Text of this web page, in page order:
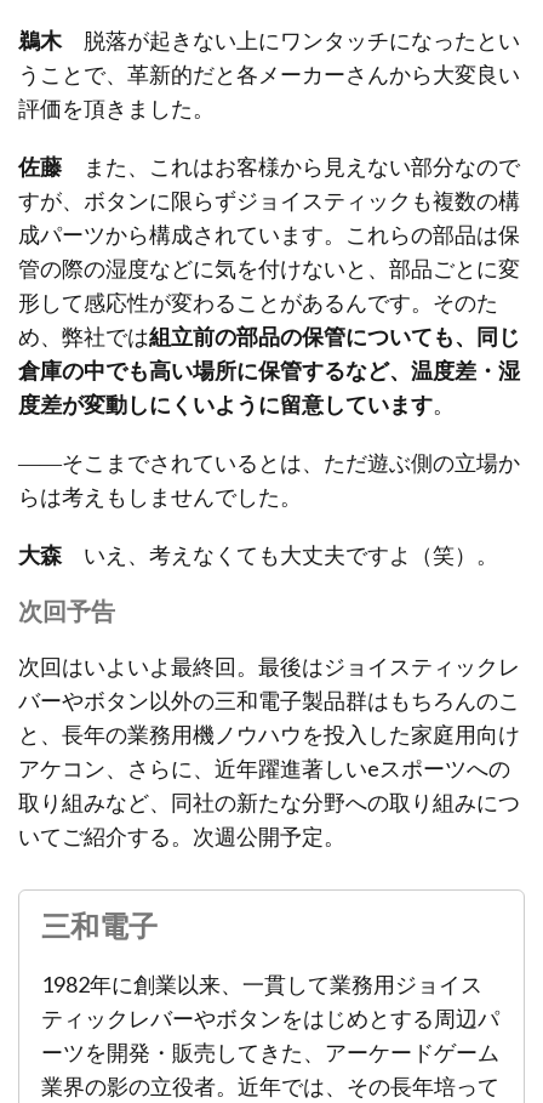
鵜木脱落が起きない上にワンタッチになったとい
うことで、革新的だと各メーカーさんから大変良い
評価を頂きました。
佐藤 また、これはお客様から見えない部分なので
すが、ボタンに限らずジョイスティックも複数の構
成パーツから構成されています。これらの部品は保
管の際の湿度などに気を付けないと、部品ごとに変
形して感応性が変わることがあるんです。そのた
め、弊社では組立前の部品の保管についても、同じ
倉庫の中でも高い場所に保管するなど、温度差・湿
度差が変動しにくいように留意しています。
――そこまでされているとは、ただ遊ぶ側の立場か
らは考えもしませんでした。
大森 いえ、考えなくても大丈夫ですよ（笑）。
次回予告
次回はいよいよ最終回。最後はジョイスティックレ
バーやボタン以外の三和電子製品群はもちろんのこ
と、長年の業務用機ノウハウを投入した家庭用向け
アケコン、さらに、近年躍進著しいeスポーツへの
取り組みなど、同社の新たな分野への取り組みにつ
いてご紹介する。次週公開予定。
三和電子
1982年に創業以来、一貫して業務用ジョイス
ティックレバーやボタンをはじめとする周辺パ
ーツを開発・販売してきた、アーケードゲーム
業界の影の立役者。近年では、その長年培って